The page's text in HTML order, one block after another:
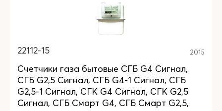
22112-15 2015
Счетчики газа бытовые СГБ G4 Сигнал,
СГБ G2,5 Сигнал, СГБ G4-1 Сигнал, СГБ
G2,5-1 Сигнал, СГК G4 Сигнал, СГК G2,5
Сигнал, СГБ Смарт G4, СГБ Смарт G2,5,